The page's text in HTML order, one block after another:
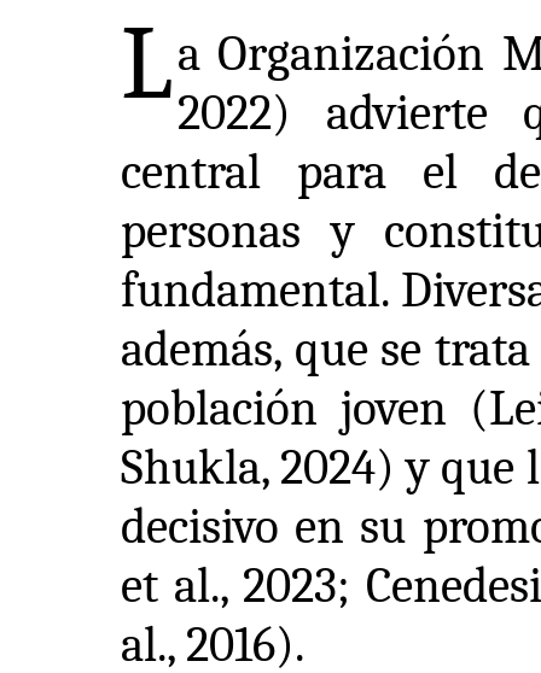
La Organización
2022) advierte
central para el
personas y
fundamental.
además, que se
población joven
Shukla, 2024) y que
decisivo en su
et al., 2023;
al., 2016).